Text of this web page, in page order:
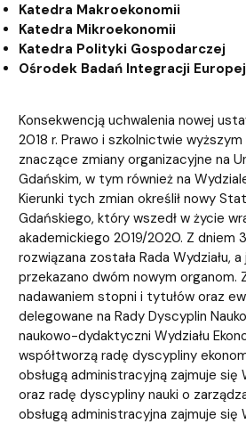
Katedra Makroekonomii
Katedra Mikroekonomii
Katedra Polityki Gospodarczej
Ośrodek Badań Integracji
Konsekwencją uchwalenia nowej
2018 r. Prawo i szkolnictwie wyższym
znaczące zmiany organizacyjne na
Gdańskim, w tym również na
Kierunki tych zmian określił nowy
Gdańskiego, który wszedł w życie
akademickiego 2019/2020. Z dniem
rozwiązana została Rada Wydziału,
przekazano dwóm nowym organom.
nadawaniem stopni i tytułów oraz
delegowane na Rady Dyscyplin
naukowo-dydaktyczni Wydziału
współtworzą radę dyscypliny
obsługą administracyjną zajmuje się
oraz radę dyscypliny nauki o
obsługą administracyjna zajmuje się